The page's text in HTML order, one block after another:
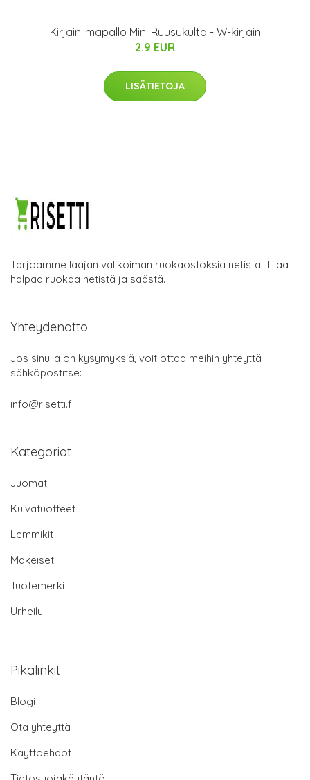
Kirjainilmapallo Mini Ruusukulta - W-kirjain
2.9 EUR
LISÄTIETOJA
Tarjoamme laajan valikoiman ruokaostoksia netistä. Tilaa
halpaa ruokaa netistä ja säästä.
Yhteydenotto
Jos sinulla on kysymyksiä, voit ottaa meihin yhteyttä
sähköpostitse:
info@risetti.fi
Kategoriat
Juomat
Kuivatuotteet
Lemmikit
Makeiset
Tuotemerkit
Urheilu
Pikalinkit
Blogi
Ota yhteyttä
Käyttöehdot